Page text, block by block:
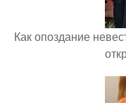
Как опоздание